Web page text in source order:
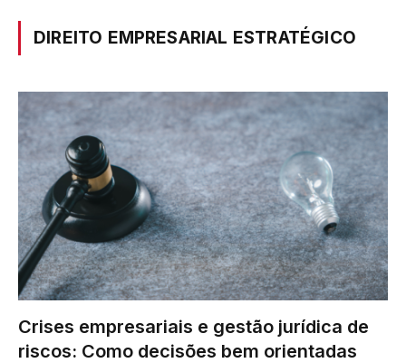
DIREITO EMPRESARIAL ESTRATÉGICO
Crises empresariais e gestão jurídica de
riscos: Como decisões bem orientadas